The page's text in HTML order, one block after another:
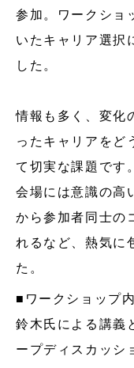
参加。ワークショ
いたキャリア選択
した。
情報も多く、変化
ったキャリアをど
て切実な課題です。
会場には意識の高
から参加者同士の
れるなど、熱気に
た。
■ワークショップ
鈴木氏による講義
ープディスカッシ